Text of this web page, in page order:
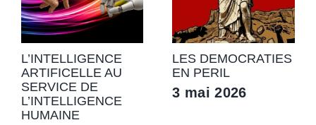
L’INTELLIGENCE
ARTIFICELLE AU
SERVICE DE
L’INTELLIGENCE
HUMAINE
LES DEMOCRATIES
EN PERIL
3 mai 2026